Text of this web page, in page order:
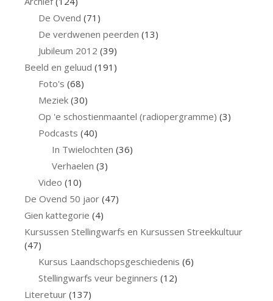
De Ovend (71)
De verdwenen peerden (13)
Jubileum 2012 (39)
Beeld en geluud (191)
Foto's (68)
Meziek(30)
Op 'e schostienmaantel (radiopergramme) (3)
Podcasts (40)
In Twielochten (36)
Verhaelen (3)
Video (10)
De Ovend 50 jaor (47)
Gien kattegorie (4)
Kursussen Stellingwarfs en Kursussen Streekkultuur
(47)
Kursus Laandschopsgeschiedenis (6)
Stellingwarfs veur beginners (12)
Literetuur (137)